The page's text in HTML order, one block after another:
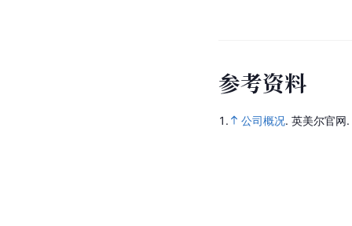
参考资料
1. 公司概况. 英美尔官网.